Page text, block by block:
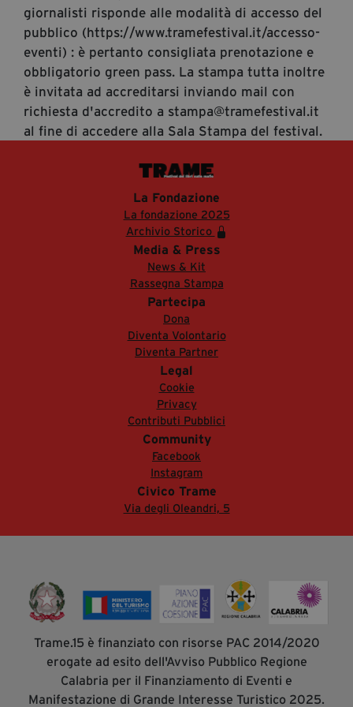
giornalisti risponde alle modalità di accesso del
pubblico (https://www.tramefestival.it/accesso-
eventi) : è pertanto consigliata prenotazione e
obbligatorio green pass. La stampa tutta inoltre
è invitata ad accreditarsi inviando mail con
richiesta d'accredito a stampa@tramefestival.it
al fine di accedere alla Sala Stampa del festival.
La Fondazione
La fondazione 2025
Archivio Storico
Media & Press
News & Kit
Rassegna Stampa
Partecipa
Dona
Diventa Volontario
Diventa Partner
Legal
Cookie
Privacy
Contributi Pubblici
Community
Facebook
Instagram
Civico Trame
Via degli Oleandri, 5
Trame.15 è finanziato con risorse PAC 2014/2020
erogate ad esito dell'Avviso Pubblico Regione
Calabria per il Finanziamento di Eventi e
Manifestazione di Grande Interesse Turistico 2025.